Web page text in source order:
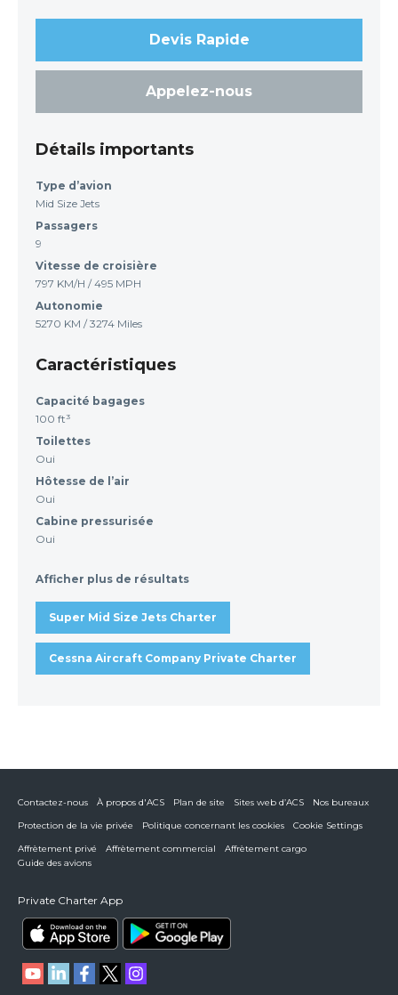
Devis Rapide
Appelez-nous
Détails importants
Type d’avion
Mid Size Jets
Passagers
9
Vitesse de croisière
797 KM/H / 495 MPH
Autonomie
5270 KM / 3274 Miles
Caractéristiques
Capacité bagages
100 ft³
Toilettes
Oui
Hôtesse de l’air
Oui
Cabine pressurisée
Oui
Afficher plus de résultats
Super Mid Size Jets Charter
Cessna Aircraft Company Private Charter
Contactez-nous À propos d'ACS Plan de site Sites web d’ACS
Nos bureaux
Protection de la vie privée
Politique concernant les cookies
Cookie Settings
Affrètement privé
Affrètement commercial
Affrètement cargo
Guide des avions
Private Charter App